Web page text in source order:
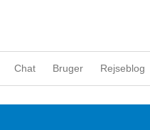
Chat Bruger Rejseblog